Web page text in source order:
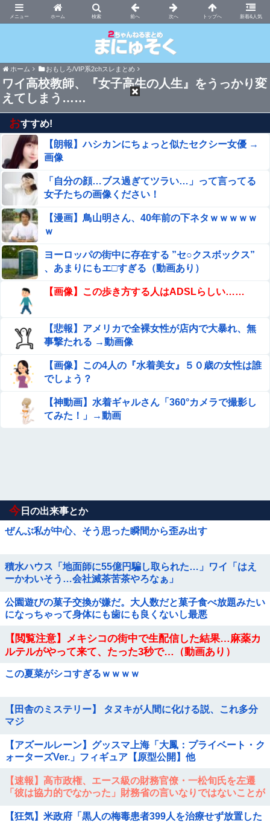
ホーム 新着&人気
まにゅそく 2chまとめニュース速報VIP
ホーム おもしろ/VIP系2chスレまとめ
ワイ高校教師、『女子高生の人生』をうっかり変
えてしまう……
おすすめ!
【朗報】ハシカンにちょっと似たセクシー女優 →
画像
「自分の顔…ブス過ぎてツラい…」って言ってる
女子たちの画像ください！
【漫画】鳥山明さん、40年前の下ネタｗｗｗｗｗ
ｗ
ヨーロッパの街中に存在する ”セ○クスボックス”
、あまりにもエ□すぎる（動画あり）
【画像】この歩き方する人はADSLらしい……
【悲報】アメリカで全裸女性が店内で大暴れ、無
事撃たれる →動画像
【画像】この4人の『水着美女』５０歳の女性は誰
でしょう？
【神動画】水着ギャルさん「360°カメラで撮影し
てみた！」→動画
今 日の出来事とか
ぜんぶ私が中心、そう思った瞬間から歪み出す
積水ハウス「地面師に55億円騙し取られた…」ワイ「はえ
ーかわいそう…会社滅茶苦茶やろなぁ」
公園遊びの菓子交換が嫌だ。大人数だと菓子食べ放題みたい
になっちゃって身体にも歯にも良くないし最悪
【閲覧注意】メキシコの街中で生配信した結果…麻薬カ
ルテルがやって来て、たった3秒で…（動画あり）
この夏菜がシコすぎるｗｗｗｗ
【田舎のミステリー】 タヌキが人間に化ける説、これ多分
マジ
【アズールレーン】グッスマ上海「大鳳：プライベート・ク
ォーターズVer.」フィギュア【原型公開】他
【速報】高市政権、エース級の財務官僚・一松旬氏を左遷
「彼は協力的でなかった」財務省の言いなりではないことが
【狂気】米政府「黒人の梅毒患者399人を治療せず放置した